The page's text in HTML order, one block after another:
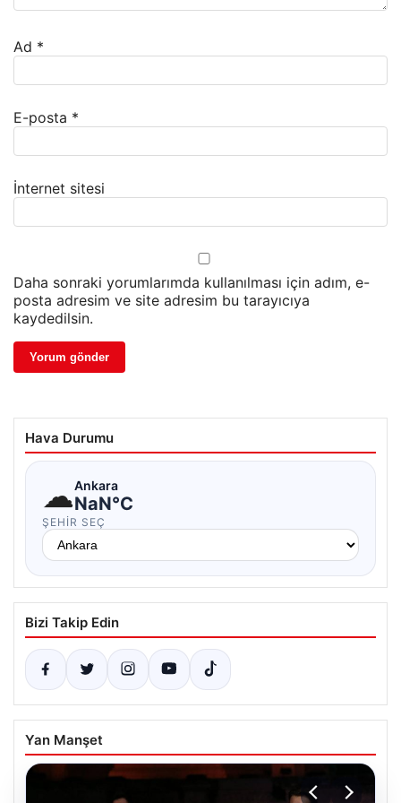
Ad *
E-posta *
İnternet sitesi
Daha sonraki yorumlarımda kullanılması için adım, e-
posta adresim ve site adresim bu tarayıcıya
kaydedilsin.
Hava Durumu
☁Ankara
NaN°C
ŞEHIR SEÇ
Bizi Takip Edin
Yan Manşet